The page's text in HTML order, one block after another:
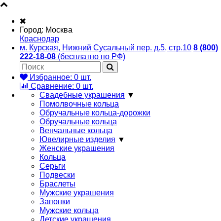
Город: Москва
Краснодар
м. Курская, Нижний Сусальный пер. д.5, стр.10 8 (800)
222-18-08 (бесплатно по РФ)
Избранное: 0 шт.
Сравнение: 0 шт.
Свадебные украшения ▼
Помолвочные кольца
Обручальные кольца-дорожки
Обручальные кольца
Венчальные кольца
Ювелирные изделия ▼
Женские украшения
Кольца
Серьги
Подвески
Браслеты
Мужские украшения
Запонки
Мужские кольца
Детские украшения